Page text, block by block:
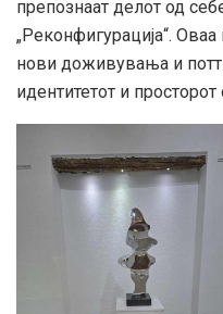
препознаат делот од
„Реконфигурација“.
нови доживувања и
идентитетот и просторот